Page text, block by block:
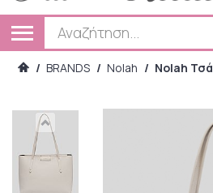
/ BRANDS / Nolah / Nolah